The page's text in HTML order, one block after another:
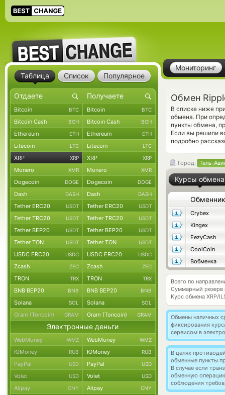
Мониторинг
Обмен
В списке ниже
обмена. При
пункты обмена,
Если вы решили
подробно
Город: Тель-
Курсы обмена
Обменник
Crybex
Kingex
EezyCash
CoolCoin
Вобменка
Всего по
Суммарный резерв
Курс обмена XRP/
Обмены наличных
фиксирования
сервисом в
В целях
обменные пункты
В случае если
обменную
соблюдения
Таблица Список Популярное
Bitcoin BTC Bitcoin BTC
Bitcoin Cash BCH Bitcoin Cash BCH
Ethereum ETH Ethereum ETH
Litecoin LTC Litecoin LTC
XRP XRP XRP XRP
Monero XMR Monero XMR
Dogecoin DOGE Dogecoin DOGE
Dash DASH Dash DASH
Tether ERC20 USDT Tether ERC20 USDT
Tether TRC20 USDT Tether TRC20 USDT
Tether BEP20 USDT Tether BEP20 USDT
Tether TON USDT Tether TON USDT
USDC ERC20 USDC USDC ERC20 USDC
Zcash ZEC Zcash ZEC
TRON TRX TRON TRX
BNB BEP20 BNB BNB BEP20 BNB
Solana SOL Solana SOL
Gram (Toncoin) GRAM Gram (Toncoin) GRAM
Электронные деньги
WebMoney WMZ WebMoney WMZ
ЮMoney RUB ЮMoney RUB
PayPal USD PayPal USD
Volet USD Volet USD
Alipay CNY Alipay CNY